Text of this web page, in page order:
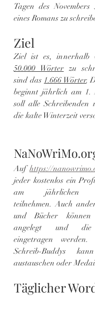
Tagen des
eines Romans zu
Ziel
Ziel ist es,
50.000 Wörter zu
sind das 1.666 Wörter.
beginnt jährlich am 1.
soll alle Schreibenden
die kalte Winterzeit
Auf https://
jeder kostenlos ein
am jährlichen
teilnehmen. Auch
und Bücher
angelegt und die
eingetragen
Schreib-Buddys
austauschen oder
Täglicher